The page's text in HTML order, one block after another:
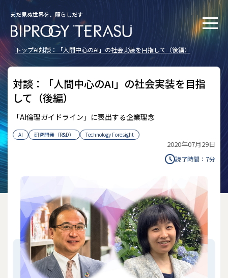
まだ見ぬ世界を、照らしだす
トップAI対談：「人間中心のAI」の社会実装を目指して（後編）
対談：「人間中心のAI」の社会実装を目指
して（後編）
「AI倫理ガイドライン」に表出する企業理念
AI 研究開発（R&D） Technology Foresight
2020年07月29日
読了時間： 7分